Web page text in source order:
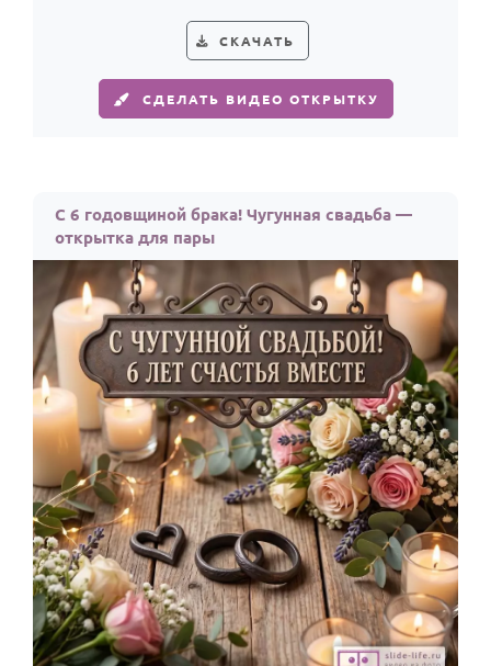
СКАЧАТЬ
СДЕЛАТЬ ВИДЕО ОТКРЫТКУ
С 6 годовщиной брака! Чугунная свадьба —
открытка для пары